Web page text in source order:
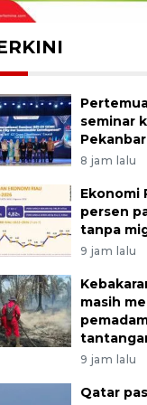
seminar
8 jam lalu
Ekonomi
persen
tanpa
9 jam lalu
masih
9 jam lalu
Qatar